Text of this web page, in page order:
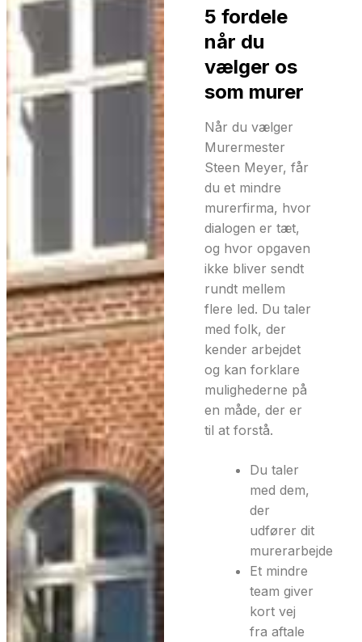
5 fordele
når du
vælger os
som murer
Når du vælger
Murermester
Steen Meyer, får
du et mindre
murerfirma, hvor
dialogen er tæt,
og hvor opgaven
ikke bliver sendt
rundt mellem
flere led. Du taler
med folk, der
kender arbejdet
og kan forklare
mulighederne på
en måde, der er
til at forstå.
Du taler
med dem,
der
udfører dit
murerarbejde
Et mindre
team giver
kort vej
fra aftale